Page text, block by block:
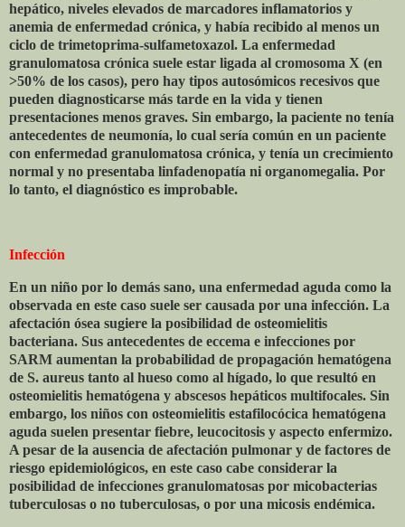
hepático, niveles elevados de marcadores inflamatorios y
anemia de enfermedad crónica, y había recibido al menos un
ciclo de trimetoprima-sulfametoxazol. La enfermedad
granulomatosa crónica suele estar ligada al cromosoma X (en
>50% de los casos), pero hay tipos autosómicos recesivos que
pueden diagnosticarse más tarde en la vida y tienen
presentaciones menos graves. Sin embargo, la paciente no tenía
antecedentes de neumonía, lo cual sería común en un paciente
con enfermedad granulomatosa crónica, y tenía un crecimiento
normal y no presentaba linfadenopatía ni organomegalia. Por
lo tanto, el diagnóstico es improbable.
Infección
En un niño por lo demás sano, una enfermedad aguda como la
observada en este caso suele ser causada por una infección. La
afectación ósea sugiere la posibilidad de osteomielitis
bacteriana. Sus antecedentes de eccema e infecciones por
SARM aumentan la probabilidad de propagación hematógena
de S. aureus tanto al hueso como al hígado, lo que resultó en
osteomielitis hematógena y abscesos hepáticos multifocales. Sin
embargo, los niños con osteomielitis estafilocócica hematógena
aguda suelen presentar fiebre, leucocitosis y aspecto enfermizo.
A pesar de la ausencia de afectación pulmonar y de factores de
riesgo epidemiológicos, en este caso cabe considerar la
posibilidad de infecciones granulomatosas por micobacterias
tuberculosas o no tuberculosas, o por una micosis endémica.